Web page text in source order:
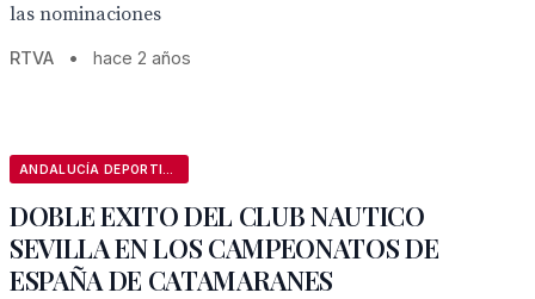
las nominaciones
RTVA • hace 2 años
DOBLE EXITO DEL CLUB NAUTICO
SEVILLA EN LOS CAMPEONATOS DE
ESPAÑA DE CATAMARANES